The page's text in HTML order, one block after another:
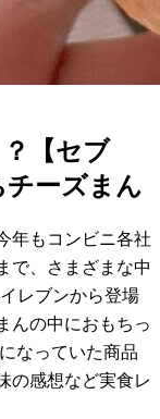
【セブ
ーズまん
年もコンビニ各社
で、さまざまな中
レブンから登場
んの中におもちっ
なっていた商品
の感想など実食レ